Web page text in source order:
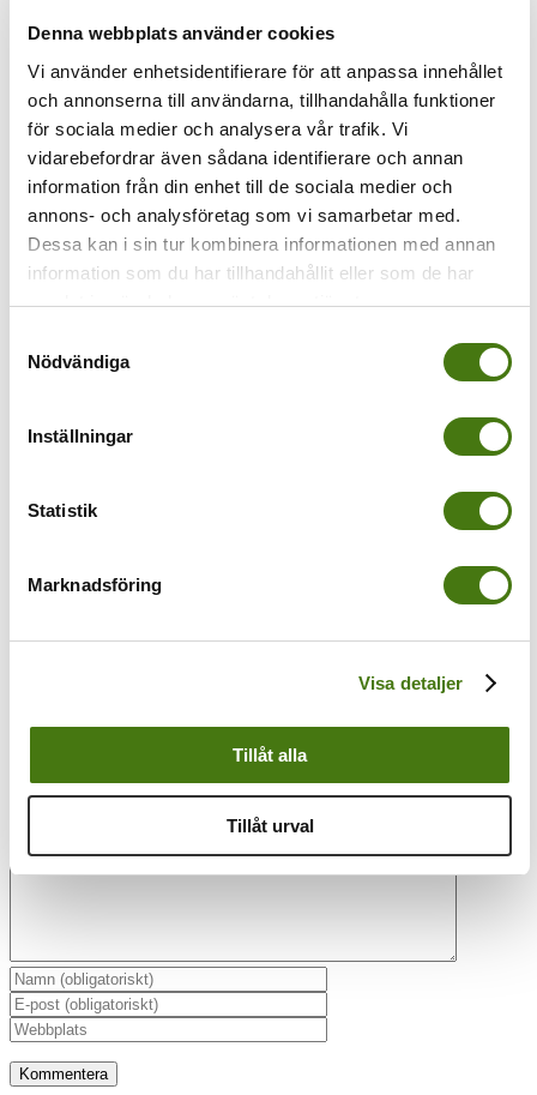
Denna webbplats använder cookies
Vi använder enhetsidentifierare för att anpassa innehållet
och annonserna till användarna, tillhandahålla funktioner
för sociala medier och analysera vår trafik. Vi
vidarebefordrar även sådana identifierare och annan
information från din enhet till de sociala medier och
annons- och analysföretag som vi samarbetar med.
Dessa kan i sin tur kombinera informationen med annan
information som du har tillhandahållit eller som de har
samlat in när du har använt deras tjänster.
Nödvändiga
Inställningar
Statistik
Marknadsföring
Visa detaljer
Tillåt alla
Tillåt urval
Föregående
resebloggare1
AvAnna Kleinwichs Magnusson 2016-10-09T17:19:05+02:009
oktober, 2016|
Magnusson
Lämna en kommentar
Kommentar